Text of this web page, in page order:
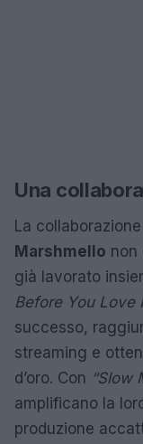
Una
La
Marshmello non
già lavorato
Before You Love
successo,
streaming e
d’oro. Con “Slow
amplificano la
produzione